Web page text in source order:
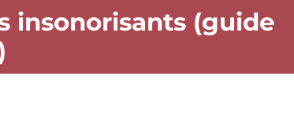
insonorisants (guide